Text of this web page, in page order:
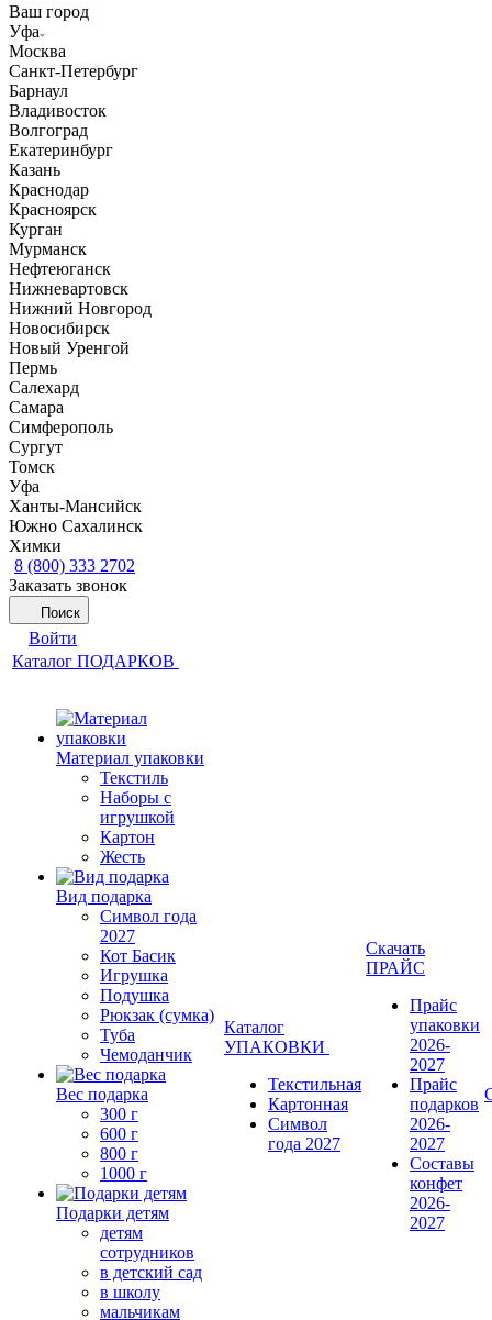
Ваш город
Уфа
Москва
Санкт-Петербург
Барнаул
Владивосток
Волгоград
Екатеринбург
Казань
Краснодар
Красноярск
Курган
Мурманск
Нефтеюганск
Нижневартовск
Нижний Новгород
Новосибирск
Новый Уренгой
Пермь
Салехард
Самара
Симферополь
Сургут
Томск
Уфа
Ханты-Мансийск
Южно Сахалинск
Химки
8 (800) 333 2702
Заказать звонок
Поиск
Войти
Каталог ПОДАРКОВ
Материал упаковки
Текстиль
Наборы с
игрушкой
Картон
Жесть
Вид подарка
Символ года
2027
Кот Басик
Игрушка
Подушка
Рюкзак (сумка)
Туба
Чемоданчик
Вес подарка
300 г
600 г
800 г
1000 г
Подарки детям
детям
сотрудников
в детский сад
в школу
мальчикам
Каталог
УПАКОВКИ
Текстильная
Картонная
Символ
года 2027
Скачать
ПРАЙС
Прайс
упаковки
2026-
2027
Прайс
подарков
2026-
2027
Составы
конфет
2026-
2027